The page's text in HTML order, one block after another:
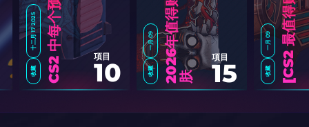
一月 09
收藏
C
S
2
最
值
得
购
买
的
金
色
皮
肤
[
2
0
2
一月 09
收藏 2
0
2
6
年
值
得
购
买
的
1
5
款
C
S
2
中
最
佳
U
S
P
-
S肤
項目
15
十二月 17 2025
收藏
項目
10